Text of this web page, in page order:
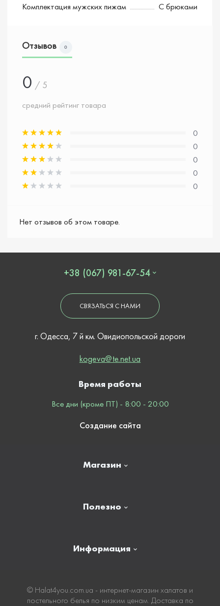
Комплектация мужских пижам
С брюками
Отзывов 0
0 / 5
средний рейтинг товара
0
0
0
0
0
Нет отзывов об этом товаре.
+38 (067) 981-67-54
СВЯЗАТЬСЯ С НАМИ
г. Одесса, 7 й км. Овидиопольской дороги
kogeva@te.net.ua
Магазин
Полезно
Информация
Оплата
Время работы
Все дни (кроме ПТ) - 8:00 - 20:00
Создание сайта
© Нalat4you.com.ua - интернет-магазин халатов и
постельного белья по низким ценам. Доставка по